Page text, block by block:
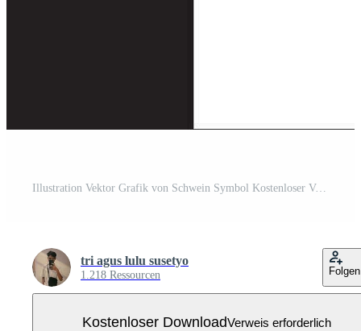
Illustration Vektor Grafik von Schwein Symbol Kostenloser Vektor
tri agus lulu susetyo
1.218 Ressourcen Folgen
Kostenloser DownloadVerweis erforderlich